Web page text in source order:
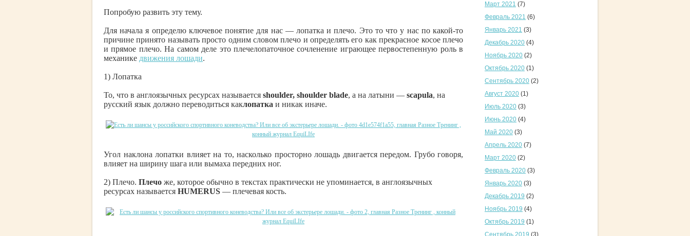
Попробую развить эту тему.
Для начала я определю ключевое понятие для нас — лопатка и плечо. Это то что у нас по какой-то
причине принято называть просто одним словом плечо и определять его как прекрасное косое плечо
и прямое плечо. На самом деле это плечелопаточное сочленение играющее первостепенную роль в
механике движения лошади.
1) Лопатка
То, что в англоязычных ресурсах называется shoulder, shoulder blade, а на латыни — scapula, на
русский язык должно переводиться каклопатка и никак иначе.
Угол наклона лопатки влияет на то, насколько просторно лошадь двигается передом. Грубо говоря,
влияет на ширину шага или вымаха передних ног.
2) Плечо. Плечо же, которое обычно в текстах практически не упоминается, в англоязычных
ресурсах называется HUMERUS — плечевая кость.
Март 2021 (7)
Февраль 2021 (6)
Январь 2021 (3)
Декабрь 2020 (4)
Ноябрь 2020 (2)
Октябрь 2020 (1)
Сентябрь 2020 (2)
Август 2020 (1)
Июль 2020 (3)
Июнь 2020 (4)
Май 2020 (3)
Апрель 2020 (7)
Март 2020 (2)
Февраль 2020 (3)
Январь 2020 (3)
Декабрь 2019 (2)
Ноябрь 2019 (4)
Октябрь 2019 (1)
Сентябрь 2019 (3)